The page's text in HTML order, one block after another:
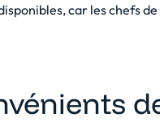
car les chefs